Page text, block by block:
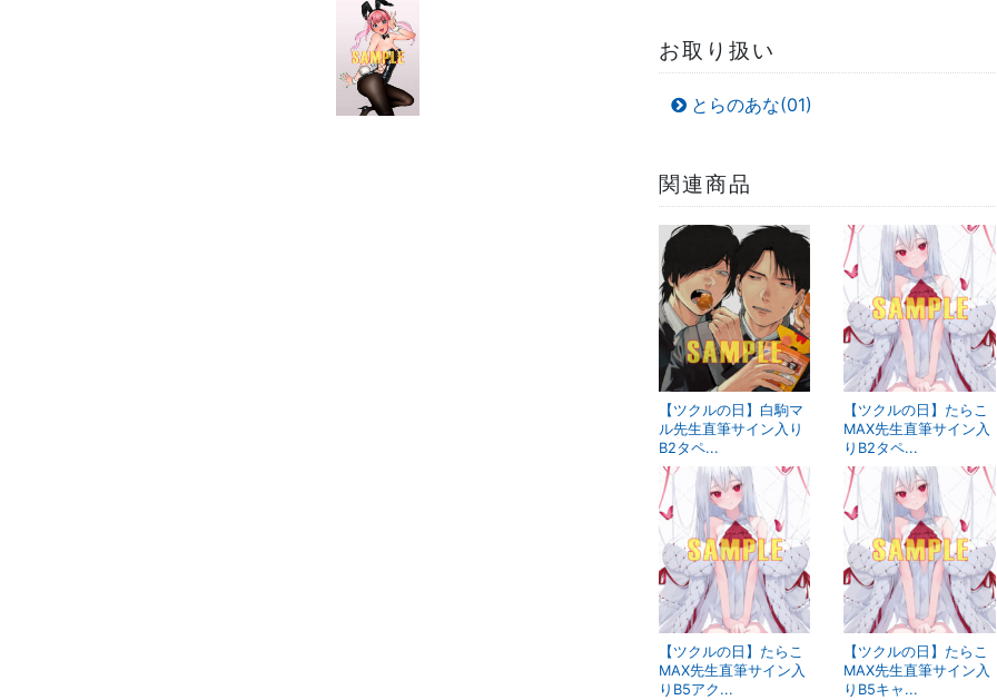
お取り扱い
とらのあな(01)
関連商品
【ツクルの日】白駒マ
ル先生直筆サイン入り
B2タペ...
【ツクルの日】たらこ
MAX先生直筆サイン入
りB2タペ...
【ツクルの日】たらこ
MAX先生直筆サイン入
りB5アク...
【ツクルの日】たらこ
MAX先生直筆サイン入
りB5キャ...